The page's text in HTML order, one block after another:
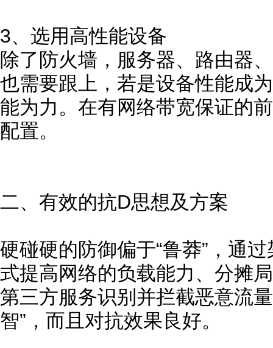
3、选用高性能设备
除了防火墙，服务器、路由器
也需要跟上，若是设备性能成
能为力。在有网络带宽保证的
配置。
二、有效的抗D思想及方案
硬碰硬的防御偏于“鲁莽”，通
式提高网络的负载能力、分摊
第三方服务识别并拦截恶意流
智”，而且对抗效果良好。